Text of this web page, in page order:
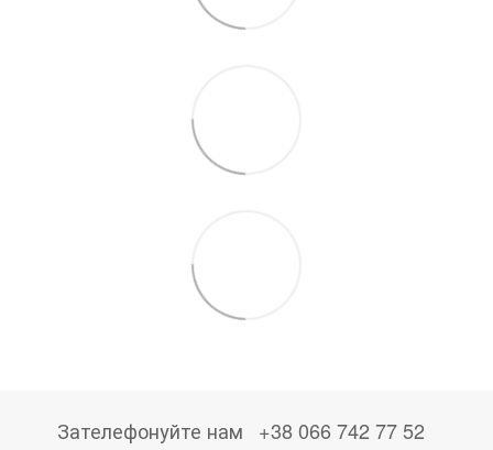
Зателефонуйте нам +38 066 742 77 52